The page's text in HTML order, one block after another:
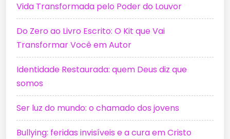
Vida Transformada pelo Poder do Louvor
Do Zero ao Livro Escrito: O Kit que Vai
Transformar Você em Autor
Identidade Restaurada: quem Deus diz que
somos
Ser luz do mundo: o chamado dos jovens
Bullying: feridas invisíveis e a cura em Cristo